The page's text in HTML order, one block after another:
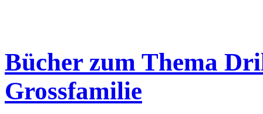
Bücher zum Thema
Grossfamilie